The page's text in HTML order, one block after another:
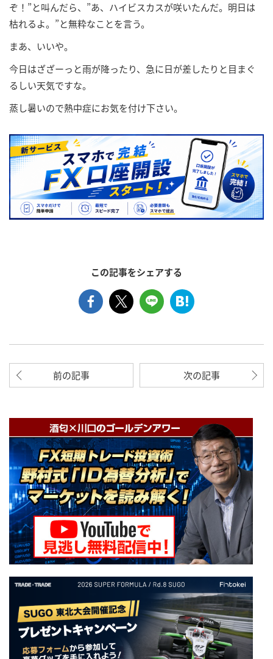
ぞ！”と叫んだら、”あ、ハイビスカスが咲いたんだ。明日は
枯れるよ。”と無粋なことを言う。
まあ、いいや。
今日はざざーっと雨が降ったり、急に日が差したりと目まぐ
るしい天気ですな。
蒸し暑いので熱中症にお気を付け下さい。
この記事をシェアする
前の記事 次の記事